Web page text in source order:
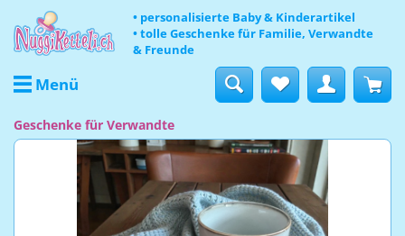
• personalisierte Baby & Kinderartikel
• tolle Geschenke für Familie, Verwandte
& Freunde
Menü
Geschenke für Verwandte